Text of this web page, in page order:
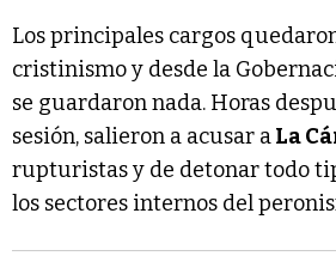
Los principales cargos
cristinismo y desde la
se guardaron nada. Horas
sesión, salieron a acusar aLa
rupturistas y de detonar todo
los sectores internos del